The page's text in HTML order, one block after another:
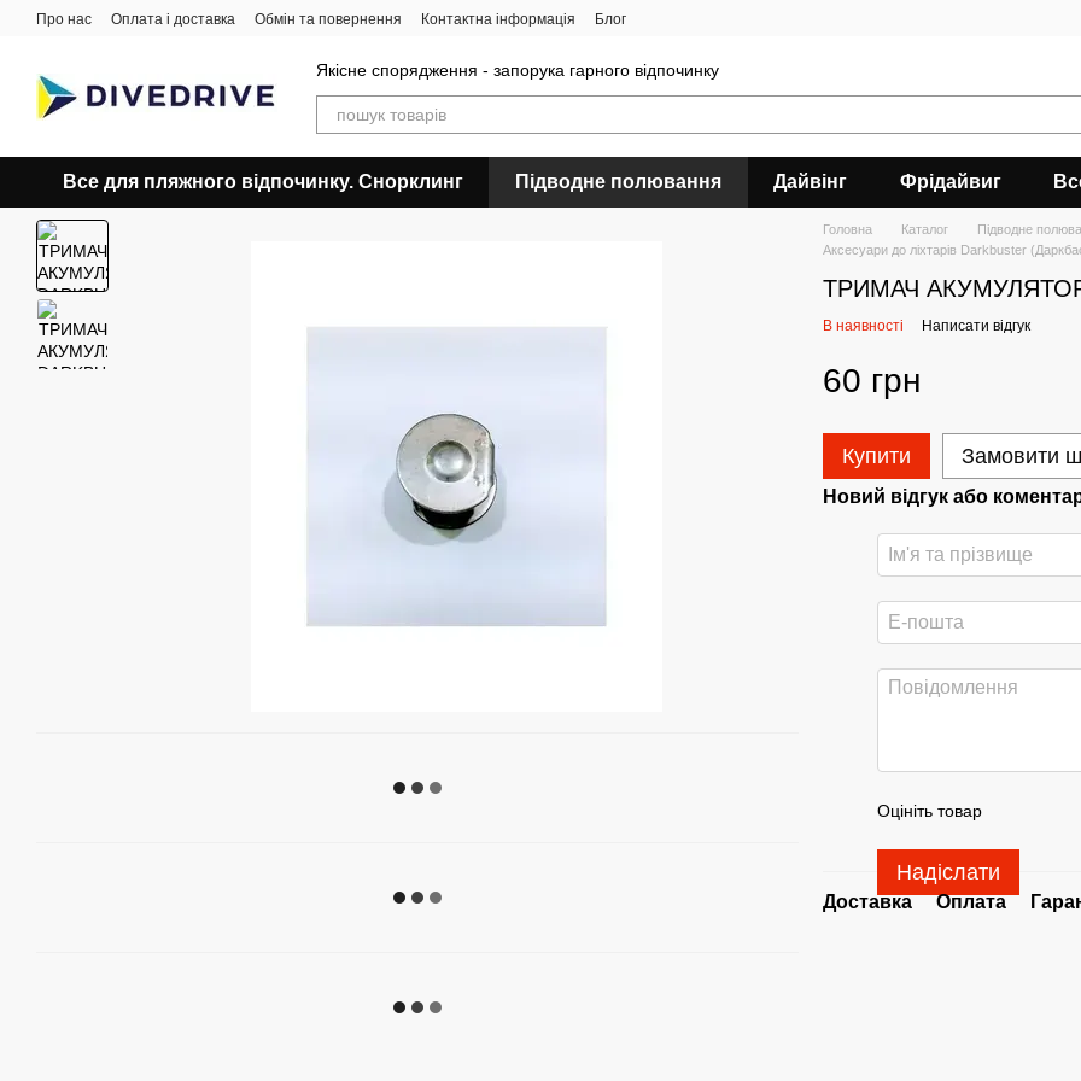
Перейти до основного контенту
Про нас Оплата і доставка Обмін та повернення Контактна інформація Блог
Якісне спорядження - запорука гарного відпочинку
Все для пляжного відпочинку. Снорклинг Підводне полювання Дайвінг Фрідайвиг
Головна Каталог Підводне
Аксесуари до ліхтарів Darkbuster
ТРИМАЧ
В наявності Написати відгук
60 грн
Купити Замовити
Новий відгук або
Оцініть товар
Надіслати
Доставка Оплата